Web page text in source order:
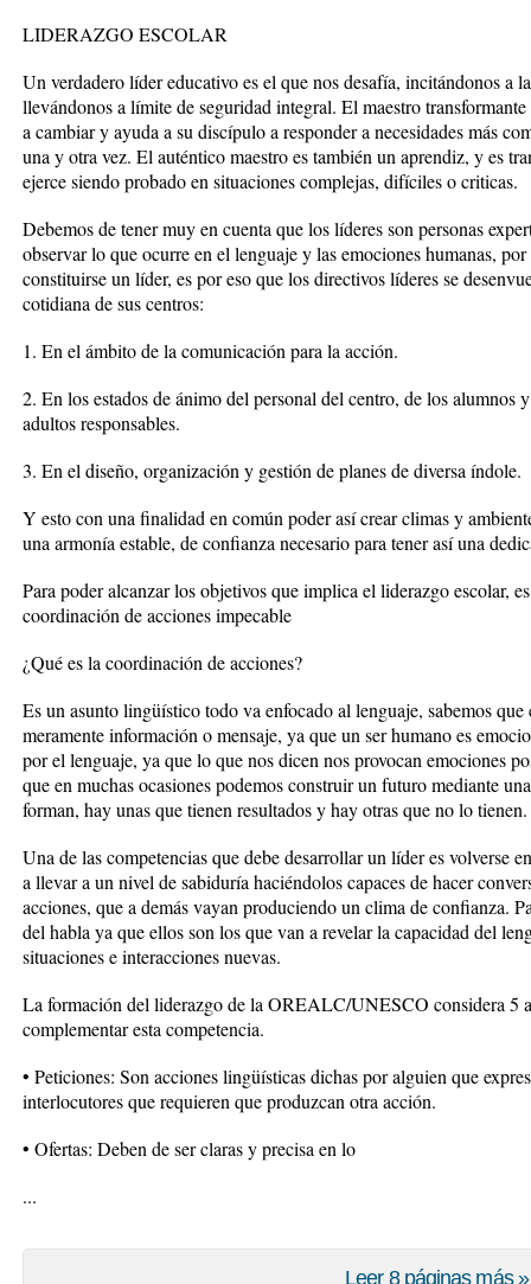
LIDERAZGO ESCOLAR
Un verdadero líder educativo es el que nos desafía, incitándonos a
llevándonos a límite de seguridad integral. El maestro
a cambiar y ayuda a su discípulo a responder a necesidades más
una y otra vez. El auténtico maestro es también un aprendiz, y es
ejerce siendo probado en situaciones complejas, difíciles o criticas.
Debemos de tener muy en cuenta que los líderes son personas
observar lo que ocurre en el lenguaje y las emociones humanas,
constituirse un líder, es por eso que los directivos líderes se
cotidiana de sus centros:
1. En el ámbito de la comunicación para la acción.
2. En los estados de ánimo del personal del centro, de los alumnos
adultos responsables.
3. En el diseño, organización y gestión de planes de diversa índole.
Y esto con una finalidad en común poder así crear climas y
una armonía estable, de confianza necesario para tener así una
Para poder alcanzar los objetivos que implica el liderazgo escolar,
coordinación de acciones impecable
¿Qué es la coordinación de acciones?
Es un asunto lingüístico todo va enfocado al lenguaje, sabemos
meramente información o mensaje, ya que un ser humano es
por el lenguaje, ya que lo que nos dicen nos provocan emociones
que en muchas ocasiones podemos construir un futuro mediante
forman, hay unas que tienen resultados y hay otras que no lo tienen.
Una de las competencias que debe desarrollar un líder es volverse
a llevar a un nivel de sabiduría haciéndolos capaces de hacer
acciones, que a demás vayan produciendo un clima de confianza.
del habla ya que ellos son los que van a revelar la capacidad del
situaciones e interacciones nuevas.
La formación del liderazgo de la OREALC/UNESCO considera 5
complementar esta competencia.
• Peticiones: Son acciones lingüísticas dichas por alguien que
interlocutores que requieren que produzcan otra acción.
• Ofertas: Deben de ser claras y precisa en lo
...
Leer 8 páginas más »